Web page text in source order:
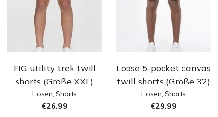
FIG utility trek twill
shorts (Größe XXL)
Hosen, Shorts
€26.99
Loose 5-pocket canvas
twill shorts (Größe 32)
Hosen, Shorts
€29.99